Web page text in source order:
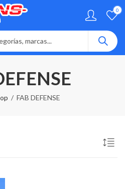
0
FAB DEFENSE